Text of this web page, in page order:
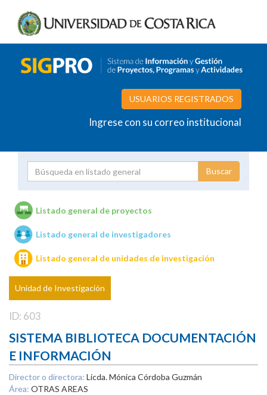
USUARIOS REGISTRADOS
Ingrese con su correo institucional
Unidades de investigación
Listado general de proyectos
Listado general de investigadores
Listado general de unidades de investigación
Unidad de Investigación
ID: 603
SISTEMA BIBLIOTECA DOCUMENTACIÓN
E INFORMACIÓN
Director o directora: Licda. Mónica Córdoba Guzmán
Área: OTRAS AREAS